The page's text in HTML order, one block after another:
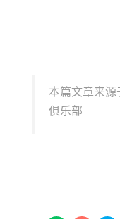
本篇文章来
俱乐部